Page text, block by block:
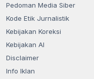
Pedoman Media Siber
Kode Etik Jurnalistik
Kebijakan Koreksi
Kebijakan AI
Disclaimer
Info Iklan